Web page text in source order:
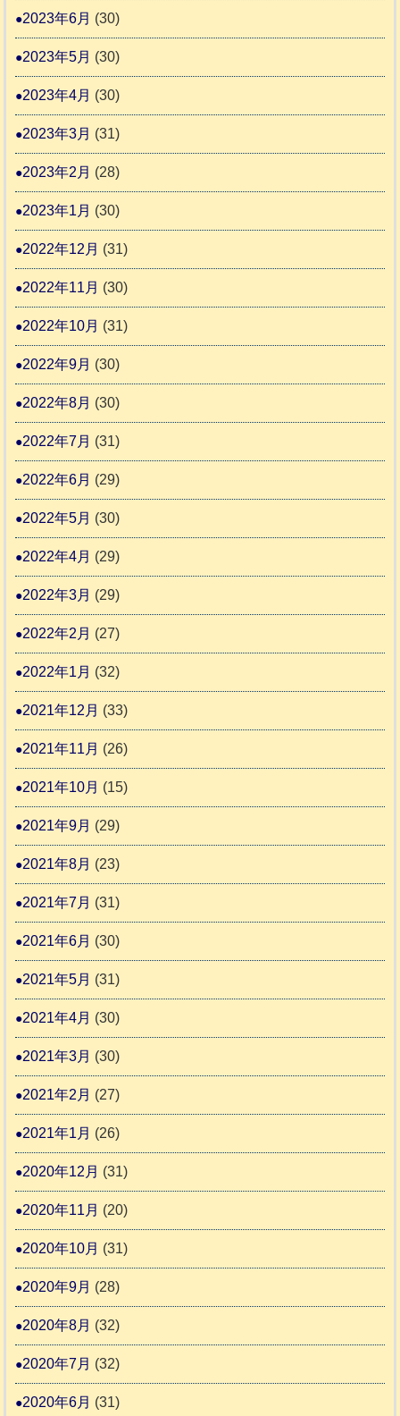
2023年6月 (30)
2023年5月 (30)
2023年4月 (30)
2023年3月 (31)
2023年2月 (28)
2023年1月 (30)
2022年12月 (31)
2022年11月 (30)
2022年10月 (31)
2022年9月 (30)
2022年8月 (30)
2022年7月 (31)
2022年6月 (29)
2022年5月 (30)
2022年4月 (29)
2022年3月 (29)
2022年2月 (27)
2022年1月 (32)
2021年12月 (33)
2021年11月 (26)
2021年10月 (15)
2021年9月 (29)
2021年8月 (23)
2021年7月 (31)
2021年6月 (30)
2021年5月 (31)
2021年4月 (30)
2021年3月 (30)
2021年2月 (27)
2021年1月 (26)
2020年12月 (31)
2020年11月 (20)
2020年10月 (31)
2020年9月 (28)
2020年8月 (32)
2020年7月 (32)
2020年6月 (31)